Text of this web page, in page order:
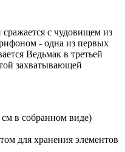
с чудовищем из
- одна из первых
Ведьмак в третьей
захватывающей
в собранном виде)
для хранения элементов